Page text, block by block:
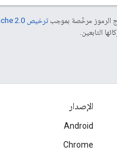
الرموز مرخّصة بموجبترخيص Apache 2.0‏
الإصدار
Android
Chrome